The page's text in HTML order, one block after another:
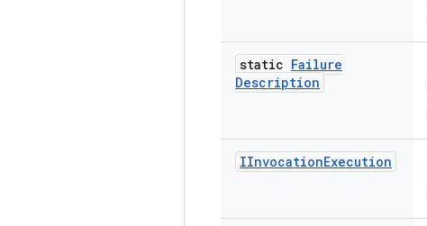
static Failure
Description
IInvocationExecution